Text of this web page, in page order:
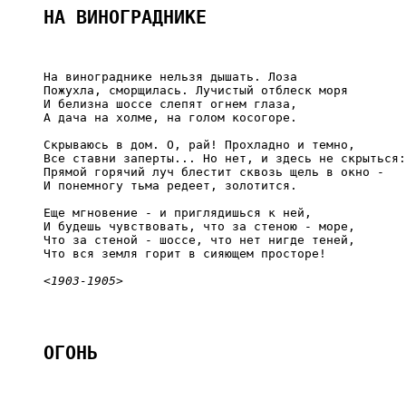
НА ВИНОГРАДНИКЕ
     На винограднике нельзя дышать. Лоза
     Пожухла, сморщилась. Лучистый отблеск моря
     И белизна шоссе слепят огнем глаза,
     А дача на холме, на голом косогоре.
     Скрываюсь в дом. О, рай! Прохладно и темно,
     Все ставни заперты... Но нет, и здесь не скрыться:
     Прямой горячий луч блестит сквозь щель в окно -
     И понемногу тьма редеет, золотится.
     Еще мгновение - и приглядишься к ней,
     И будешь чувствовать, что за стеною - море,
     Что за стеной - шоссе, что нет нигде теней,
     Что вся земля горит в сияющем просторе!
<1903-1905>
ОГОНЬ